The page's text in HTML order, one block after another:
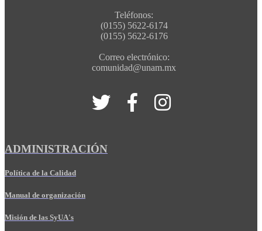
Teléfonos:
(0155) 5622-6174
(0155) 5622-6176
Correo electrónico:
comunidad@unam.mx
ADMINISTRACIÓN
Política de la Calidad
Manual de organización
Misión de las SyUA's